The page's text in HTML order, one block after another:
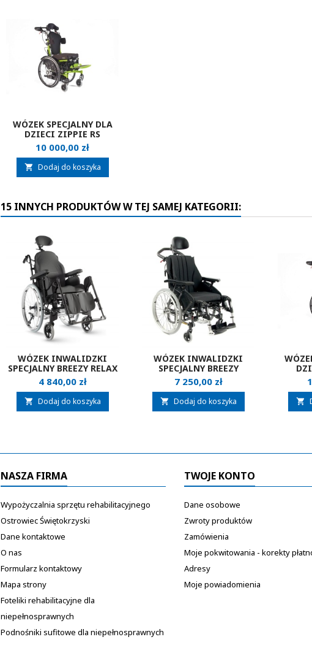
WÓZEK SPECJALNY DLA
DZIECI ZIPPIE RS
Cena
10 000,00 zł
 Dodaj do koszyka
15 INNYCH PRODUKTÓW W TEJ SAMEJ KATEGORII:
WÓZEK INWALIDZKI
SPECJALNY BREEZY RELAX
2
Cena
4 840,00 zł
 Dodaj do koszyka
WÓZEK INWALIDZKI
SPECJALNY BREEZY
EMINEO
Cena
7 250,00 zł
 Dodaj do koszyka 
NASZA FIRMA
Wypożyczalnia sprzętu rehabilitacyjnego
Ostrowiec Świętokrzyski
Dane kontaktowe
O nas
Formularz kontaktowy
Mapa strony
Foteliki rehabilitacyjne dla
niepełnosprawnych
Podnośniki sufitowe dla niepełnosprawnych
TWOJE KONTO
Dane osobowe
Zwroty produktów
Zamówienia
Moje pokwitowania - korekty
Adresy
Moje powiadomienia